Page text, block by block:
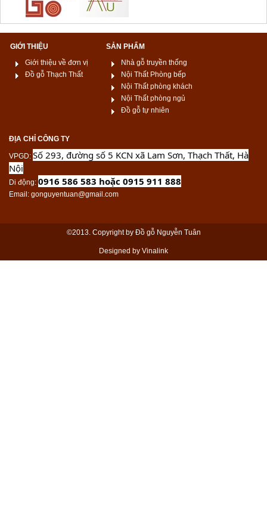
GIỚI THIỆU
Giới thiệu về đơn vị
Đồ gỗ Thạch Thất
SẢN PHẨM
Nhà gỗ truyền thống
Nội Thất Phòng bếp
Nội Thất phòng khách
Nội Thất phòng ngủ
Đồ gỗ tự nhiên
ĐỊA CHỈ CÔNG TY
VPGD: Số 293, đường số 5 KCN xã Lam Sơn, Thạch Thất, Hà
Nội
Di động: 0916 586 583 hoặc 0915 911 888
Email : gonguyentuan@gmail.com
©2013. Copyright by Đồ gỗ Nguyễn Tuân
Designed by Vinalink